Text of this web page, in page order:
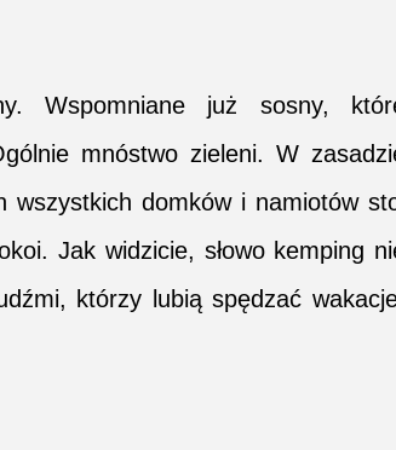
Wspomniane już sosny,
mnóstwo zieleni. W
wszystkich domków i namiotów
Jak widzicie, słowo kemping
którzy lubią spędzać